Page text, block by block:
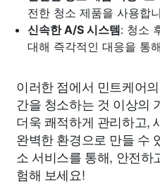
전한 청소 제품을 사용합
신속한 A/S 시스템: 청소
대해 즉각적인 대응을 통
이러한 점에서 민트케어
간을 청소하는 것 이상의
더욱 쾌적하게 관리하고,
완벽한 환경으로 만들 수
소 서비스를 통해, 안전하
험해 보세요!